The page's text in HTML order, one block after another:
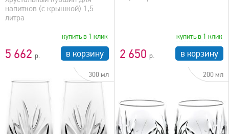
напитков (с крышкой) 1,5
литра
5 662
купить в 1 клик
в корзину 2 650
купить в 1 клик
в корзину
300 мл 200 мл